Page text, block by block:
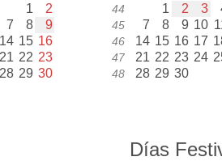
1 2
7 8 9
14 15 16
21 22 23
28 29 30
44 1 2 3
45 7 8 9 10
46 14 15 16 17
47 21 22 23 24
48 28 29 30
Días